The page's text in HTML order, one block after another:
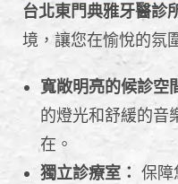
台北東門典雅牙醫診
境，讓您在愉悅的氛
寬敞明亮的候診空
的燈光和舒緩的音
在。
獨立診療室： 保障